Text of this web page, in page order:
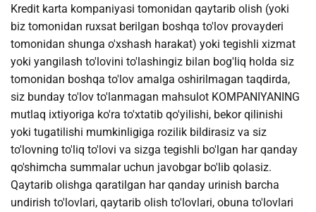
Kredit karta kompaniyasi tomonidan qaytarib olish (yoki
biz tomonidan ruxsat berilgan boshqa to'lov provayderi
tomonidan shunga o'xshash harakat) yoki tegishli xizmat
yoki yangilash to'lovini to'lashingiz bilan bog'liq holda siz
tomonidan boshqa to'lov amalga oshirilmagan taqdirda,
siz bunday to'lov to'lanmagan mahsulot KOMPANIYANING
mutlaq ixtiyoriga ko'ra to'xtatib qo'yilishi, bekor qilinishi
yoki tugatilishi mumkinligiga rozilik bildirasiz va siz
to'lovning to'liq to'lovi va sizga tegishli bo'lgan har qanday
qo'shimcha summalar uchun javobgar bo'lib qolasiz.
Qaytarib olishga qaratilgan har qanday urinish barcha
undirish to'lovlari, qaytarib olish to'lovlari, obuna to'lovlari